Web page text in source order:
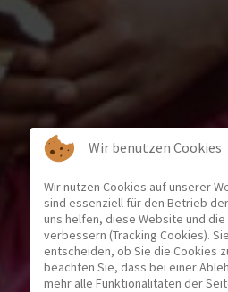
Wir benutzen Cookies
Wir nutzen Cookies auf unserer
sind essenziell für den Betrieb
uns helfen, diese Website und
verbessern (Tracking Cookies).
entscheiden, ob Sie die Cookies
beachten Sie, dass bei einer
mehr alle Funktionalitäten der